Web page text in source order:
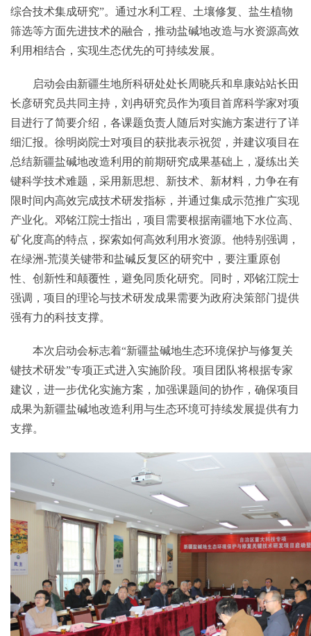
综合技术集成研究”。通过水利工程、土壤修复、盐生植物
筛选等方面先进技术的融合，推动盐碱地改造与水资源高效
利用相结合，实现生态优先的可持续发展。
启动会由新疆生地所科研处处长周晓兵和阜康站站长田
长彦研究员共同主持，刘冉研究员作为项目首席科学家对项
目进行了简要介绍，各课题负责人随后对实施方案进行了详
细汇报。徐明岗院士对项目的获批表示祝贺，并建议项目在
总结新疆盐碱地改造利用的前期研究成果基础上，凝练出关
键科学技术难题，采用新思想、新技术、新材料，力争在有
限时间内高效完成技术研发指标，并通过集成示范推广实现
产业化。邓铭江院士指出，项目需要根据南疆地下水位高、
矿化度高的特点，探索如何高效利用水资源。他特别强调，
在绿洲-荒漠关键带和盐碱反复区的研究中，要注重原创
性、创新性和颠覆性，避免同质化研究。同时，邓铭江院士
强调，项目的理论与技术研发成果需要为政府决策部门提供
强有力的科技支撑。
本次启动会标志着“新疆盐碱地生态环境保护与修复关
键技术研发”专项正式进入实施阶段。项目团队将根据专家
建议，进一步优化实施方案，加强课题间的协作，确保项目
成果为新疆盐碱地改造利用与生态环境可持续发展提供有力
支撑。